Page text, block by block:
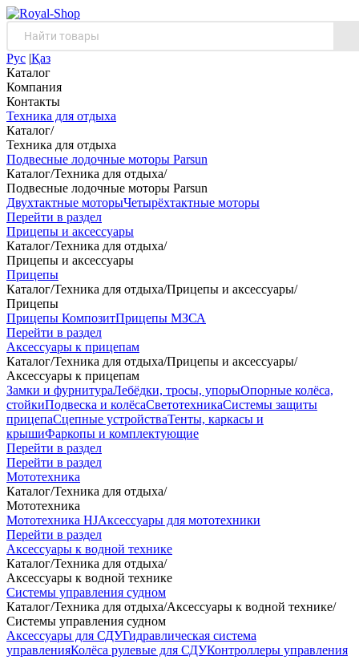
Рус |Қаз
Каталог
Компания
Контакты
Техника для отдыха
Каталог/
Техника для отдыха
Подвесные лодочные моторы Parsun
Каталог/Техника для отдыха/
Подвесные лодочные моторы Parsun
Двухтактные моторыЧетырёхтактные моторы
Перейти в раздел
Прицепы и аксессуары
Каталог/Техника для отдыха/
Прицепы и аксессуары
Прицепы
Каталог/Техника для отдыха/Прицепы и аксессуары/
Прицепы
Прицепы КомпозитПрицепы МЗСА
Перейти в раздел
Аксессуары к прицепам
Каталог/Техника для отдыха/Прицепы и аксессуары/
Аксессуары к прицепам
Замки и фурнитураЛебёдки, тросы, упорыОпорные колёса,
стойкиПодвеска и колёсаСветотехникаСистемы защиты
прицепаСцепные устройстваТенты, каркасы и
крышиФаркопы и комплектующие
Перейти в раздел
Перейти в раздел
Мототехника
Каталог/Техника для отдыха/
Мототехника
Мототехника HJАксессуары для мототехники
Перейти в раздел
Аксессуары к водной технике
Каталог/Техника для отдыха/
Аксессуары к водной технике
Системы управления судном
Каталог/Техника для отдыха/Аксессуары к водной технике/
Системы управления судном
Аксессуары для СДУГидравлическая система
управленияКолёса рулевые для СДУКонтроллеры управления